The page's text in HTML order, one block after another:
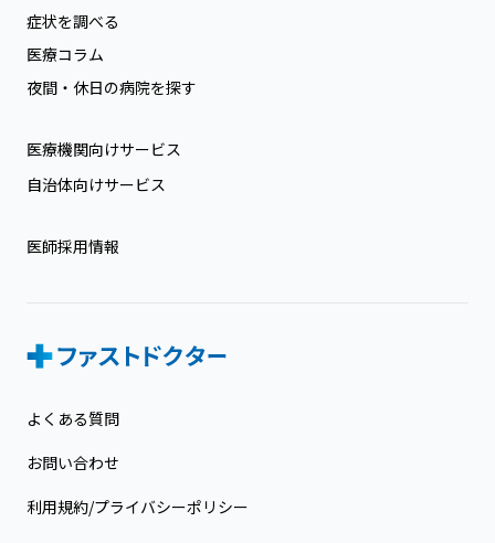
症状を調べる
医療コラム
夜間・休日の病院を探す
医療機関向けサービス
自治体向けサービス
医師採用情報
よくある質問
お問い合わせ
利用規約/プライバシーポリシー